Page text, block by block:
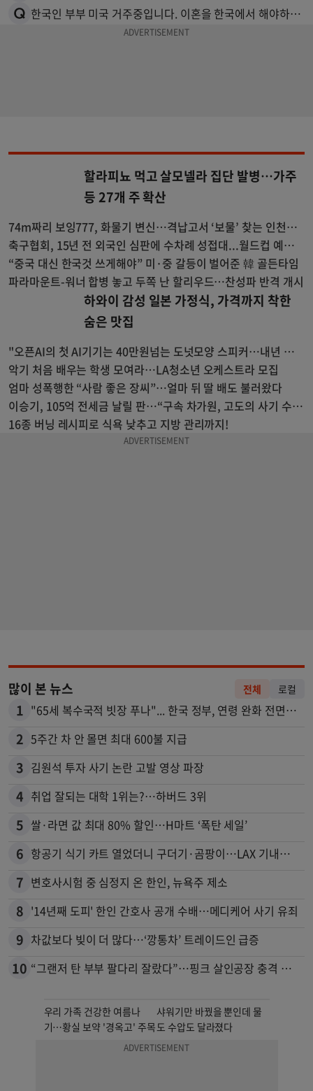
한국인 부부 미국 거주중입니다. 이혼을 한국에서 해야하나요 미국에서 해야하나요?
할라피뇨 먹고 살모넬라 집단 발병…가주
등 27개 주 확산
74m짜리 보잉777, 화물기 변신…격납고서 ‘보물’ 찾는 인천공
항
축구협회, 15년 전 외국인 심판에 수차례 성접대...월드컵 예선도
포함
“중국 대신 한국것 쓰게해야” 미·중 갈등이 벌어준 韓 골든타임
파라마운트-워너 합병 놓고 두쪽 난 할리우드…찬성파 반격 개시
하와이 감성 일본 가정식, 가격까지 착한
숨은 맛집
"오픈AI의 첫 AI기기는 40만원넘는 도넛모양 스피커…내년 출
시"
악기 처음 배우는 학생 모여라…LA청소년 오케스트라 모집
엄마 성폭행한 “사람 좋은 장씨”…얼마 뒤 딸 배도 불러왔다
이승기, 105억 전세금 날릴 판…“구속 차가원, 고도의 사기 수
법”
16종 버닝 레시피로 식욕 낮추고 지방 관리까지!
많이 본 뉴스 전체 로컬
1 "65세 복수국적 빗장 푸나"... 한국 정부, 연령 완화 전면 추진
2 5주간 차 안 몰면 최대 600불 지급
3 김원석 투자 사기 논란 고발 영상 파장
4 취업 잘되는 대학 1위는?…하버드 3위
5 쌀·라면 값 최대 80% 할인…H마트 ‘폭탄 세일’
6 항공기 식기 카트 열었더니 구더기·곰팡이…LAX 기내식 업체 논란
7 변호사시험 중 심정지 온 한인, 뉴욕주 제소
8 '14년째 도피' 한인 간호사 공개 수배…메디케어 사기 유죄
9 차값보다 빚이 더 많다…‘깡통차’ 트레이드인 급증
10 “그랜저 탄 부부 팔다리 잘랐다”…핑크 살인공장 충격 실체
우리 가족 건강한 여름나
기…황실 보약 '경옥고' 주목
샤워기만 바꿨을 뿐인데 물
도 수압도 달라졌다